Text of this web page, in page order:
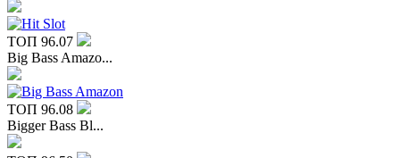
ТОП 96.07
Big Bass Amazo...
ТОП 96.08
Bigger Bass Bl...